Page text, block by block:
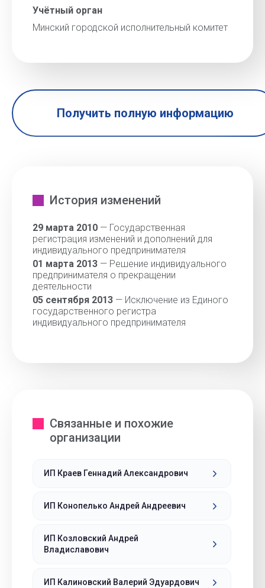
Учётный орган
Минский городской исполнительный комитет
Получить полную информацию
История изменений
29 марта 2010 — Государственная
регистрация изменений и дополнений для
индивидуального предпринимателя
01 марта 2013 — Решение индивидуального
предпринимателя о прекращении
деятельности
05 сентября 2013 — Исключение из Единого
государственного регистра
индивидуального предпринимателя
Связанные и похожие
организации
ИП Краев Геннадий Александрович
ИП Конопелько Андрей Андреевич
ИП Козловский Андрей
Владиславович
ИП Калиновский Валерий Эдуардович